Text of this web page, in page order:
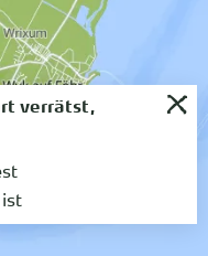
verrätst,
ist